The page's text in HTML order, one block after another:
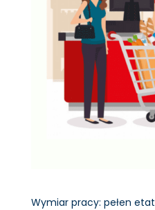
Wymiar pracy: pełen etat